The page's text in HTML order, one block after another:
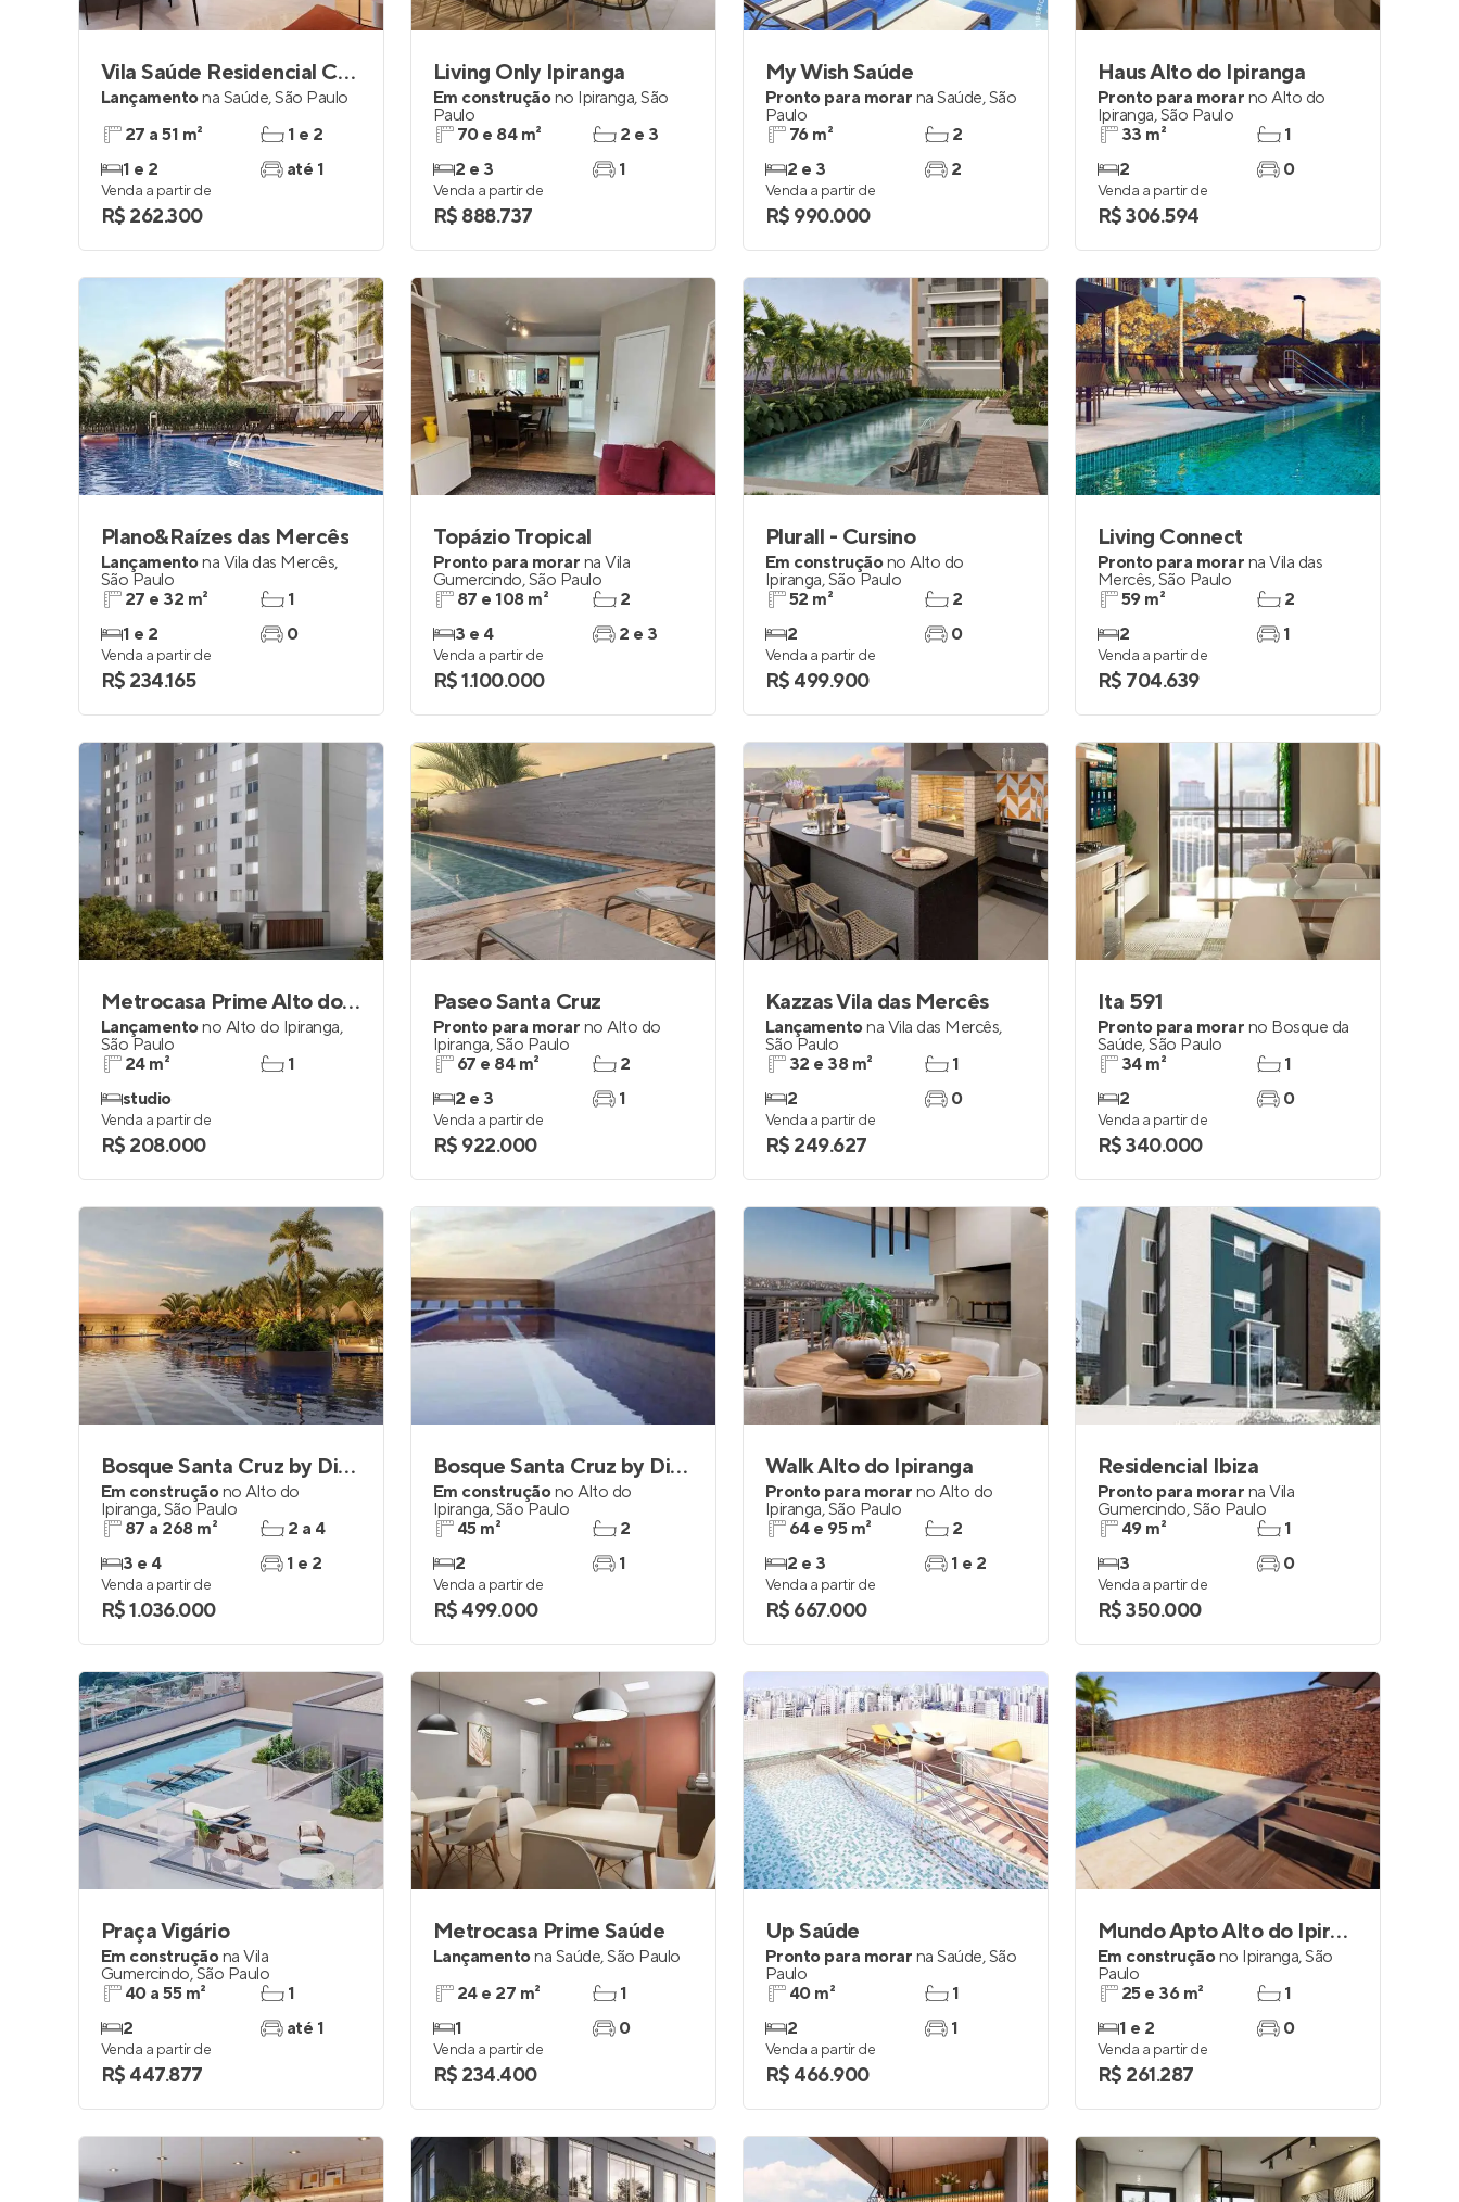
Vila Saúde Residencial Conx
Lançamentona Saúde,São Paulo
27 a 51 m²
1 e 2
1 e 2
até 1
Venda a partir de
R$ 262.300
Living Only Ipiranga
Em construçãono Ipiranga,São
Paulo
70 e 84 m²
2 e 3
2 e 3
1
Venda a partir de
R$ 888.737
My Wish Saúde
Pronto para morar na Saúde,São
Paulo
76 m²
2 e 3
2
2
Venda a partir de
R$ 990.000
Haus Alto do Ipiranga
Pronto para morar no Alto do
Ipiranga,São Paulo
33 m²
2
1
0
Venda a partir de
R$ 306.594
Plano&Raízes das Mercês
Lançamentona Vila das Mercês,
São Paulo
27 e 32 m²
1 e 2
1
0
Venda a partir de
R$ 234.165
Topázio Tropical
Pronto para morar na Vila
Gumercindo,São Paulo
87 e 108 m²
3 e 4
2
2 e 3
Venda a partir de
R$ 1.100.000
Plurall - Cursino
Em construçãono Alto do
Ipiranga,São Paulo
52 m²
2
2
0
Venda a partir de
R$ 499.900
Living Connect
Pronto para morar na Vila das
Mercês,São Paulo
59 m²
2
2
1
Venda a partir de
R$ 704.639
Metrocasa Prime Alto do Ipiranga
Lançamentono Alto do Ipiranga,
São Paulo
24 m²
studio
1
Venda a partir de
R$ 208.000
Paseo Santa Cruz
Pronto para morar no Alto do
Ipiranga,São Paulo
67 e 84 m²
2 e 3
2
1
Venda a partir de
R$ 922.000
Kazzas Vila das Mercês
Lançamentona Vila das Mercês,
São Paulo
32 e 38 m²
2
1
0
Venda a partir de
R$ 249.627
Ita 591
Pronto para morar no Bosque da
Saúde,São Paulo
34 m²
2
1
0
Venda a partir de
R$ 340.000
Bosque Santa Cruz by Diálogo Residences
Em construçãono Alto do
Ipiranga,São Paulo
87 a 268 m²
3 e 4
2 a 4
1 e 2
Venda a partir de
R$ 1.036.000
Bosque Santa Cruz by Diálogo Home Spaces
Em construçãono Alto do
Ipiranga,São Paulo
45 m²
2
2
1
Venda a partir de
R$ 499.000
Walk Alto do Ipiranga
Pronto para morar no Alto do
Ipiranga,São Paulo
64 e 95 m²
2 e 3
2
1 e 2
Venda a partir de
R$ 667.000
Residencial Ibiza
Pronto para morar na Vila
Gumercindo,São Paulo
49 m²
3
1
0
Venda a partir de
R$ 350.000
Praça Vigário
Em construçãona Vila
Gumercindo,São Paulo
40 a 55 m²
2
1
até 1
Venda a partir de
R$ 447.877
Metrocasa Prime Saúde
Lançamentona Saúde,São Paulo
24 e 27 m²
1
1
0
Venda a partir de
R$ 234.400
Up Saúde
Pronto para morar na Saúde,São
Paulo
40 m²
2
1
1
Venda a partir de
R$ 466.900
Mundo Apto Alto do Ipiranga
Em construçãono Ipiranga,São
Paulo
25 e 36 m²
1 e 2
1
0
Venda a partir de
R$ 261.287